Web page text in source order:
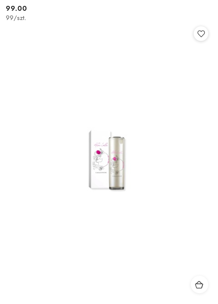
Cena:
99.00
99/szt.